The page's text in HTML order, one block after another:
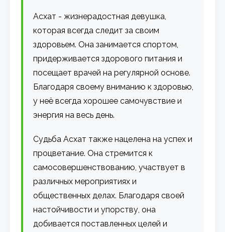
Асхат - жизнерадостная девушка,
которая всегда следит за своим
здоровьем. Она занимается спортом,
придерживается здорового питания и
посещает врачей на регулярной основе.
Благодаря своему вниманию к здоровью,
у неё всегда хорошее самочувствие и
энергия на весь день.
Судьба Асхат также нацелена на успех и
процветание. Она стремится к
самосовершенствованию, участвует в
различных мероприятиях и
общественных делах. Благодаря своей
настойчивости и упорству, она
добивается поставленных целей и